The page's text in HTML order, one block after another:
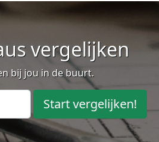
vergelijken
bij jou in de buurt.
Start vergelijken!